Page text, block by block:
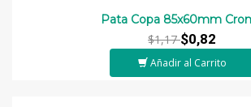
Pata Copa 85x60mm
$1,17$0,82
Añadir al Carrito